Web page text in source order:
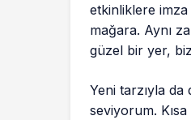
etkinliklere imza
mağara. Aynı
güzel bir yer,
Yeni tarzıyla da
seviyorum.